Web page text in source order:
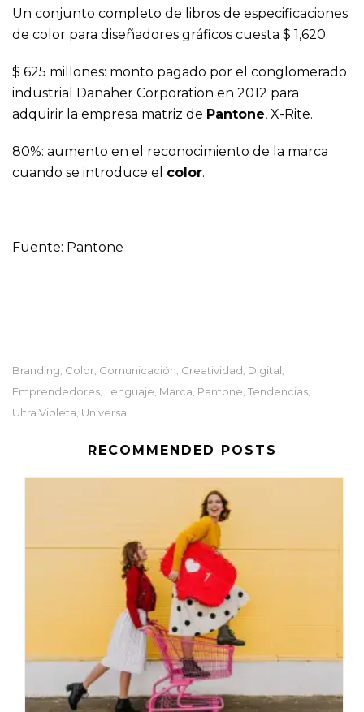
Un conjunto completo de libros de especificaciones
de color para diseñadores gráficos cuesta $ 1,620.
$ 625 millones: monto pagado por el conglomerado
industrial Danaher Corporation en 2012 para
adquirir la empresa matriz de Pantone, X-Rite.
80%: aumento en el reconocimiento de la marca
cuando se introduce el color.
Fuente: Pantone
Branding Color Comunicación Creatividad Digital
Emprendedores Lenguaje Marca Pantone Tendencias
Ultra Violeta Universal
RECOMMENDED POSTS